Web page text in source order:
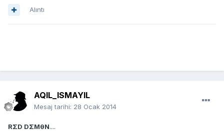
Alıntı
AQIL_ISMAYIL
Mesaj tarihi: 28 Ocak 2014
RΣD DΣMθN....